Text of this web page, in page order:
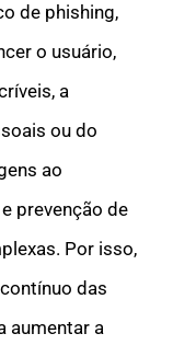
de phishing,
o usuário,
a
ou do
ao
prevenção de
Por isso,
das
aumentar a